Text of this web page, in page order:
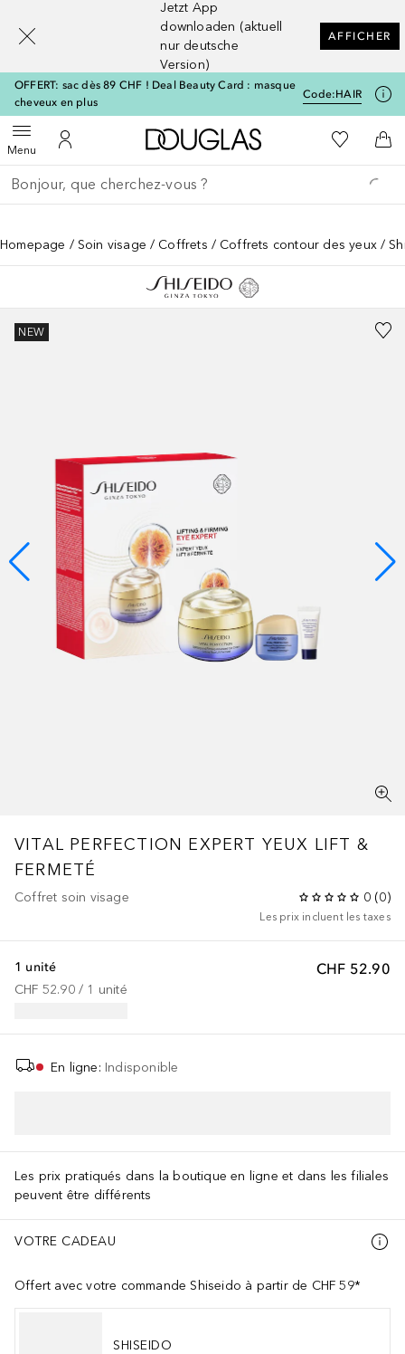
Jetzt App
downloaden (aktuell
nur deutsche
Version)
AFFICHER
OFFERT: sac dès 89 CHF ! Deal Beauty Card : masque
cheveux en plus
Code:HAIR
MenuOuvrir le menuVers Mon Compte
Vers l'accueil Douglas
Vers Ma
Retourner
Exécuter la recherche
Homepage Soin visage Coffrets Coffrets contour des yeux
NEW
VITAL PERFECTION EXPERT YEUX LIFT &
FERMETÉ
Coffret soin visage 0 (0)
Les prix incluent les taxes
CHF 52.90
1 unité
CHF 52.90 / 1 unité
En ligne: Indisponible
Les prix pratiqués dans la boutique en ligne et dans les filiales
peuvent être différents
VOTRE CADEAU
Offert avec votre commande Shiseido à partir de CHF 59*
SHISEIDO
[navigation.slideout.screenreader]